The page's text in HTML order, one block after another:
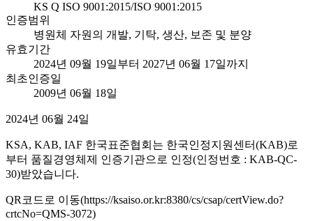
KS Q ISO 9001:2015/ISO 9001:2015
인증범위
병원체 자원의 개발, 기탁, 생산, 보존 및 분양
유효기간
2024년 09월 19일부터 2027년 06월 17일까지
최초인증일
2009년 06월 18일
2024년 06월 24일
KSA, KAB, IAF 한국표준협회는 한국인정지원센터(KAB)로
부터 품질경영체제 인증기관으로 인정(인정번호 : KAB-QC-
30)받았습니다.
QR코드로 이동(https://ksaiso.or.kr:8380/cs/csap/certView.do?
crtcNo=QMS-3072)